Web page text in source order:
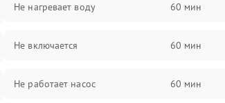
Не нагревает воду 60 мин
Не включается 60 мин
Не работает насос 60 мин